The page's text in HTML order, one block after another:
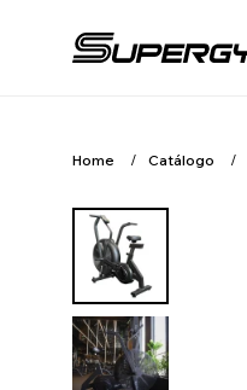
Home Catálogo